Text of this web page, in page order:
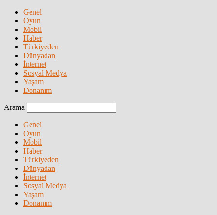
Genel
Oyun
Mobil
Haber
Türkiyeden
Dünyadan
İnternet
Sosyal Medya
Yaşam
Donanım
Arama
Genel
Oyun
Mobil
Haber
Türkiyeden
Dünyadan
İnternet
Sosyal Medya
Yaşam
Donanım